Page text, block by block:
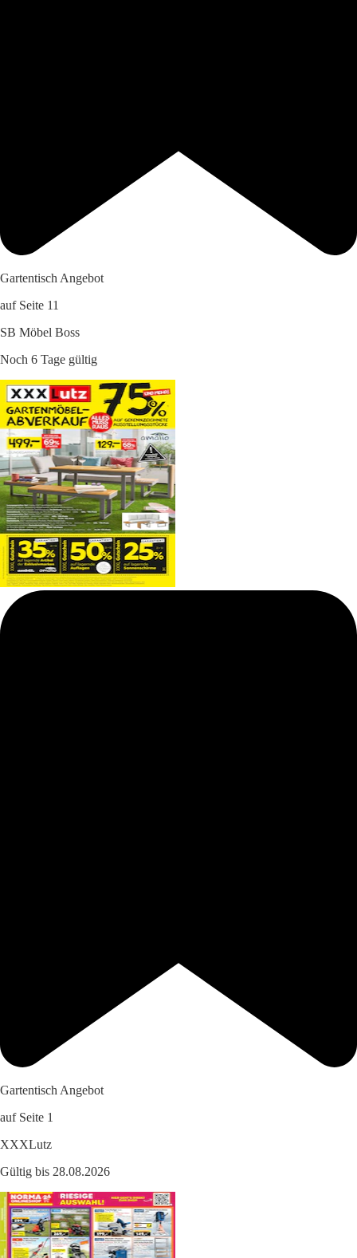
Gartentisch Angebot
auf Seite 11
SB Möbel Boss
Noch 6 Tage gültig
Gartentisch Angebot
auf Seite 1
XXXLutz
Gültig bis 28.08.2026